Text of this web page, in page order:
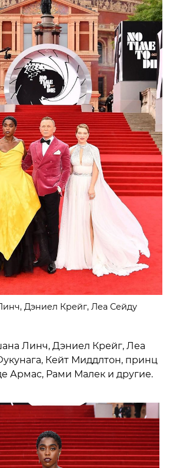
Дэниел Крейг, Леа Сейду
Линч, Дэниел Крейг, Леа
Кейт Миддлтон, принц
Армас, Рами Малек и другие.